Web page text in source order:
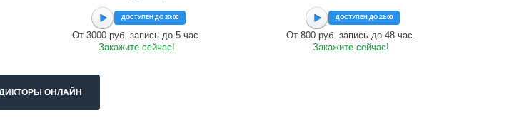
ДОСТУПЕН ДО 20:00
От 3000 руб. запись до 5 час.
Закажите сейчас!
ДОСТУПЕН ДО 22:00
От 800 руб. запись до 48 час.
Закажите сейчас!
ОНЛАЙН